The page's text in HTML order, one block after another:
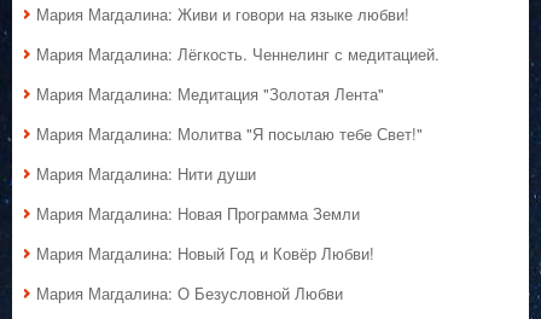
Мария Магдалина: Живи и говори на языке любви!
Мария Магдалина: Лёгкость. Ченнелинг с медитацией.
Мария Магдалина: Медитация "Золотая Лента"
Мария Магдалина: Молитва "Я посылаю тебе Свет!"
Мария Магдалина: Нити души
Мария Магдалина: Новая Программа Земли
Мария Магдалина: Новый Год и Ковёр Любви!
Мария Магдалина: О Безусловной Любви